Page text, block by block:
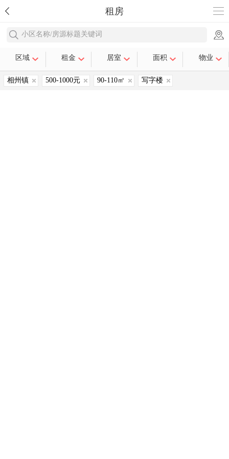
租房
小区名称/房源标题关键词
区域 租金 居室 面积 物业
相州镇 500-1000元 90-110㎡ 写字楼